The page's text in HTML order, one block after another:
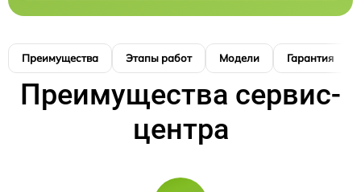
Преимущества Этапы работ Модели Гарантия
Преимущества сервис-
центра